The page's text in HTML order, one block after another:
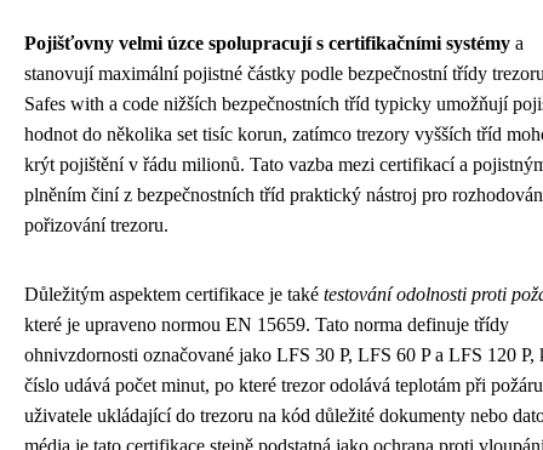
Pojišťovny velmi úzce spolupracují s certifikačními systémy a
stanovují maximální pojistné částky podle bezpečnostní třídy
Safes with a code nižších bezpečnostních tříd typicky umožňují
hodnot do několika set tisíc korun, zatímco trezory vyšších tříd
krýt pojištění v řádu milionů. Tato vazba mezi certifikací a
plněním činí z bezpečnostních tříd praktický nástroj pro
pořizování trezoru.
Důležitým aspektem certifikace je také testování odolnosti proti
které je upraveno normou EN 15659. Tato norma definuje třídy
ohnivzdornosti označované jako LFS 30 P, LFS 60 P a LFS 120 P,
číslo udává počet minut, po které trezor odolává teplotám při
uživatele ukládající do trezoru na kód důležité dokumenty nebo